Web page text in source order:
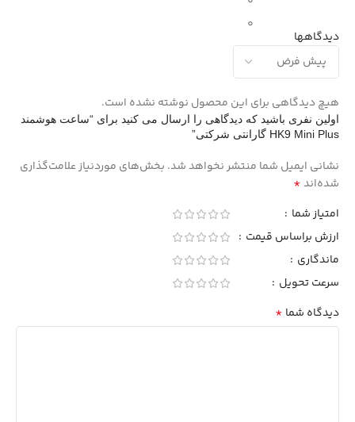
0
دیدگاهها
هیچ دیدگاهی برای این محصول نوشته نشده است.
اولین نفری باشید که دیدگاهی را ارسال می کنید برای “ساعت هوشمند
HK9 Mini Plus گارانتی شرکتی”
نشانی ایمیل شما منتشر نخواهد شد. بخش‌های موردنیاز علامت‌گذاری
شده‌اند*
امتیاز شما
ارزش براساس قیمت
ماندگاری
سرعت تحویل
دیدگاه شما *